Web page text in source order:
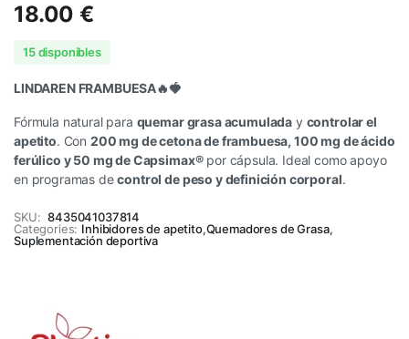
18.00€
15 disponibles
LINDAREN FRAMBUESA🔥🍓
Fórmula natural para quemar grasa acumulada y controlar el
apetito. Con 200 mg de cetona de frambuesa, 100 mg de ácido
ferúlico y 50 mg de Capsimax®por cápsula. Ideal como apoyo
en programas decontrol de peso y definición corporal.
SKU: 8435041037814
Categories: Inhibidores de apetito,Quemadores de Grasa,
Suplementación deportiva